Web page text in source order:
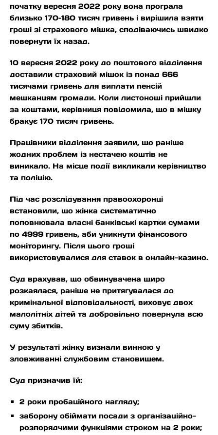
початку вересня 2022 року вона програла
близько 170–180 тисяч гривень і вирішила взяти
гроші зі страхового мішка, сподіваючись швидко
повернути їх назад.
10 вересня 2022 року до поштового відділення
доставили страховий мішок із понад 666
тисячами гривень для виплати пенсій
мешканцям громади. Коли листоноші прийшли
за коштами, керівниця повідомила, що в мішку
бракує 170 тисяч гривень.
Працівники відділення заявили, що раніше
жодних проблем із нестачею коштів не
виникало. На місце події викликали керівництво
та поліцію.
Під час розслідування правоохоронці
встановили, що жінка систематично
поповнювала власні банківські картки сумами
по 4999 гривень, аби уникнути фінансового
моніторингу. Після цього гроші
використовувалися для ставок в онлайн-казино.
Суд врахував, що обвинувачена щиро
розкаялася, раніше не притягувалася до
кримінальної відповідальності, виховує двох
малолітніх дітей та добровільно повернула всю
суму збитків.
У результаті жінку визнали винною у
зловживанні службовим становищем.
Суд призначив їй:
2 роки пробаційного нагляду;
заборону обіймати посади з організаційно-
розпорядчими функціями строком на 2 роки;